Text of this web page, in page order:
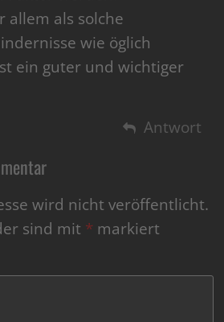
allem als solche
wie öglich
ein guter und wichtiger
Antwort
wird nicht veröffentlicht.
sind mit * markiert